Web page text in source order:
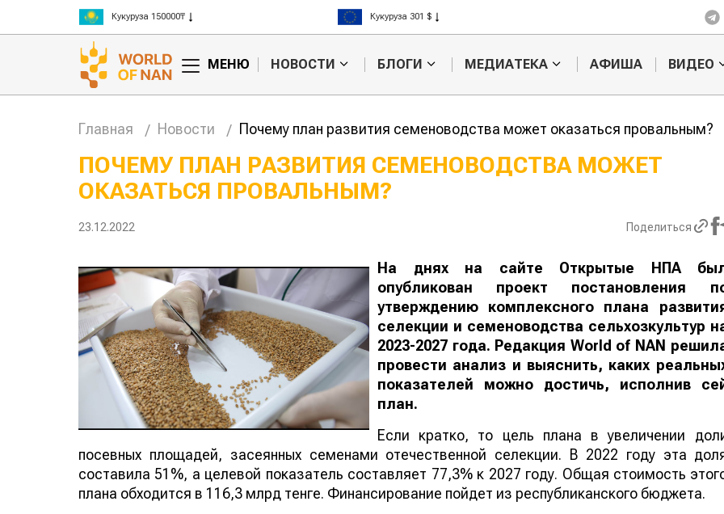
Рис 300000₸
Пшеница 3 класс 125000₸
Рис 408 $
Пшеница 423 $
МЕНЮ НОВОСТИ БЛОГИ МЕДИАТЕКА АФИША ВИДЕО
Главная Новости Почему план развития семеноводства может оказаться провальным?
ПОЧЕМУ ПЛАН РАЗВИТИЯ СЕМЕНОВОДСТВА МОЖЕТ
ОКАЗАТЬСЯ ПРОВАЛЬНЫМ?
23.12.2022 Поделиться
На днях на сайте Открытые НПА
опубликован проект постановления
утверждению комплексного плана
селекции и семеноводства сельхозкультур
2023-2027 года. Редакция World of NAN
провести анализ и выяснить, каких
показателей можно достичь, исполнив
план.
Если кратко, то цель плана в увеличении
посевных площадей, засеянных семенами отечественной селекции. В 2022 году эта
составила 51%, а целевой показатель составляет 77,3% к 2027 году. Общая стоимость
плана обходится в 116,3 млрд тенге. Финансирование пойдет из республиканского бюджета.
Картофельные
жука будут выжигать
лазером
Кыргызстан обошел